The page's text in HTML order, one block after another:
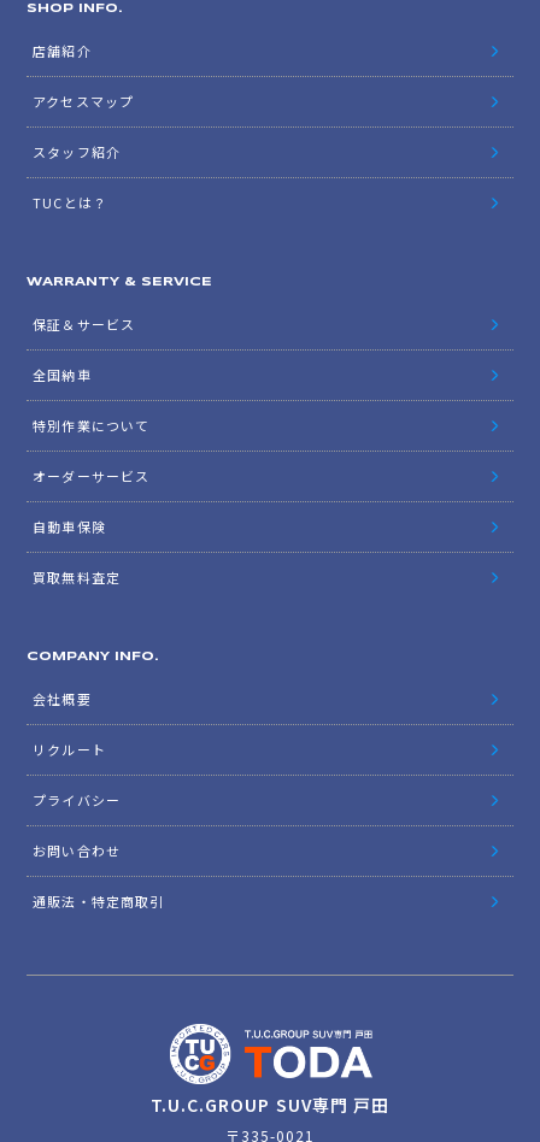
SHOP INFO.
店舗紹介
アクセスマップ
スタッフ紹介
TUCとは？
WARRANTY & SERVICE
保証＆サービス
全国納車
特別作業について
オーダーサービス
自動車保険
買取無料査定
COMPANY INFO.
会社概要
リクルート
プライバシー
お問い合わせ
通販法・特定商取引
T.U.C.GROUP SUV専門 戸田
〒335-0021